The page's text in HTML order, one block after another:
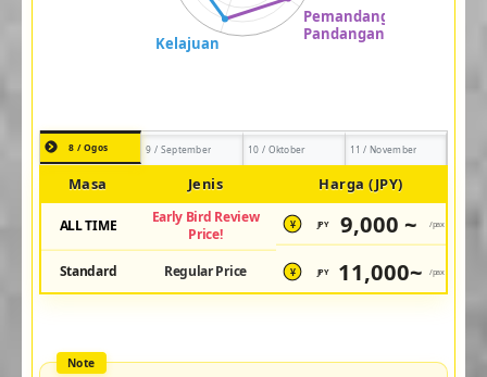
8 / Ogos 9 / September 10 / Oktober 11 / November
Masa Jenis Harga (JPY)
ALL TIME
Early Bird Review
Price!
¥ JPY 9,000 ~ /pax
Standard Regular Price ¥ JPY 11,000~ /pax